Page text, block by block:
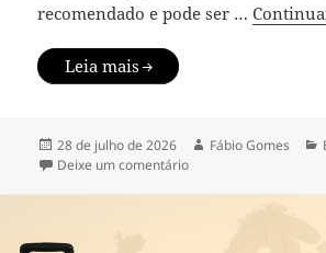
recomendado e pode ser …
Leia mais
Publicado
em
28 de julho de 2026 Autor
Fábio Gomes
Deixe um comentárioem Seguro viagem